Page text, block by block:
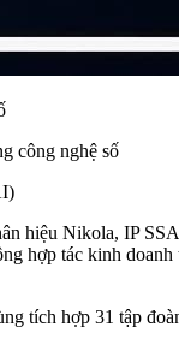
công nghệ số
hiệu Nikola, IP
hợp tác kinh
tích hợp 31 tập